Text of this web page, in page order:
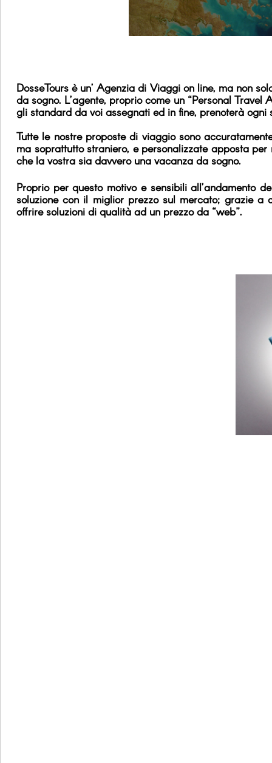
DosseTours è un’ Agenzia di Viaggi on line, ma non
da sogno. L’agente, proprio come un “Personal
gli standard da voi assegnati ed in fine, prenoterà ogni
Tutte le nostre proposte di viaggio sono
ma soprattutto straniero, e personalizzate apposta
che la vostra sia davvero una vacanza da sogno.
Proprio per questo motivo e sensibili all’andamento
soluzione con il miglior prezzo sul mercato; grazie
offrire soluzioni di qualità ad un prezzo da “web”.